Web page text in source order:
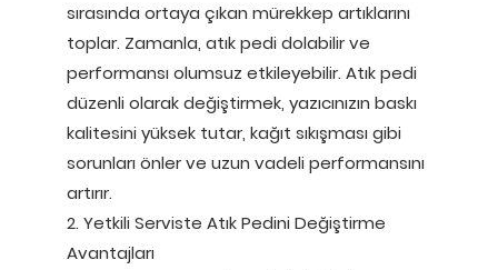
sırasında ortaya çıkan mürekkep artıklarını
toplar. Zamanla, atık pedi dolabilir ve
performansı olumsuz etkileyebilir. Atık pedi
düzenli olarak değiştirmek, yazıcınızın baskı
kalitesini yüksek tutar, kağıt sıkışması gibi
sorunları önler ve uzun vadeli performansını
artırır.
2. Yetkili Serviste Atık Pedini Değiştirme
Avantajları